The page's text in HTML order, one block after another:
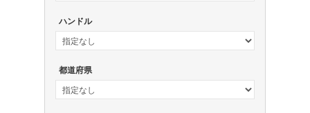
ハンドル
都道府県